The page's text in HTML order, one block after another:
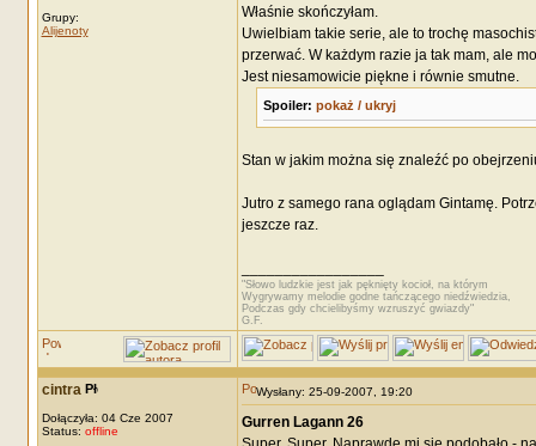
Grupy:
Alijenoty
Właśnie skończyłam.
Uwielbiam takie serie, ale to trochę
przerwać. W każdym razie ja tak mam, ale
Jest niesamowicie piękne i równie smutne.
Spoiler: pokaż / ukryj
Stan w jakim można się znaleźć po
Jutro z samego rana oglądam Gintamę.
jeszcze raz.
"Słowo ludzkie jest jak pęknięty kocioł, na którym
Wygrywamy melodie godne tańczącego niedźwiedzia,
Podczas gdy chcielibyśmy wzruszyć gwiazdy"
G.F.
cintra
Dołączyła: 04 Cze 2007
Status: offline
Wysłany: 25-09-2007, 19:20
Gurren Lagann 26